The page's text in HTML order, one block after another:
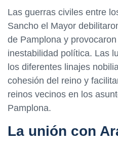
Las guerras civiles entre
Sancho el Mayor
de Pamplona y
inestabilidad política. Las
los diferentes linajes
cohesión del reino y
reinos vecinos en los
Pamplona.
La unión con